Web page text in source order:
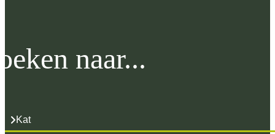
naar...
Kat